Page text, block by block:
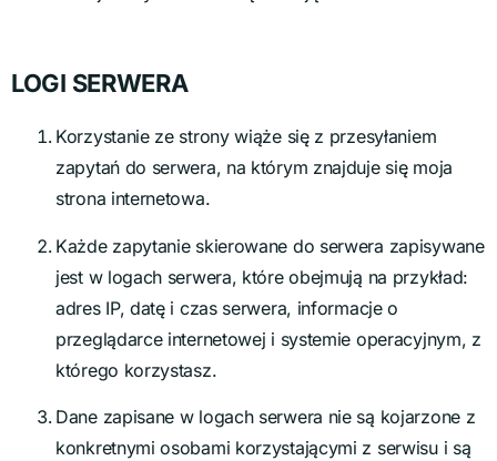
LOGI SERWERA
Korzystanie ze strony wiąże się z przesyłaniem
zapytań do serwera, na którym znajduje się moja
strona internetowa.
Każde zapytanie skierowane do serwera zapisywane
jest w logach serwera, które obejmują na przykład:
adres IP, datę i czas serwera, informacje o
przeglądarce internetowej i systemie operacyjnym, z
którego korzystasz.
Dane zapisane w logach serwera nie są kojarzone z
konkretnymi osobami korzystającymi z serwisu i są